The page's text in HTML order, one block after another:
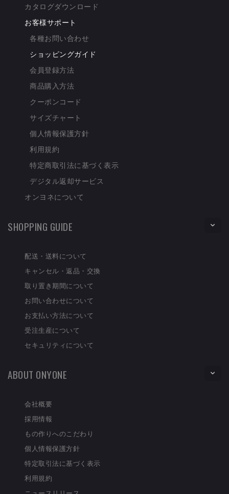
カタログダウンロード
お客様サポート
各種お問い合わせ
ショッピングガイド
会員登録方法
商品購入方法
クーポンコード
サイズチャート
個人情報保護方針
利用規約
特定商取引法に基づく表示
デジタル返却サービス
オンヨネについて
SHOPPING GUIDE
配送・送料について
キャンセル・返品・交換
取り置き期間について
お問い合わせについて
お支払い方法について
受注生産について
セキュリティについて
ABOUT ONYONE
会社概要
採用情報
もの作りへのこだわり
個人情報保護方針
特定取引法に基づく表示
利用規約